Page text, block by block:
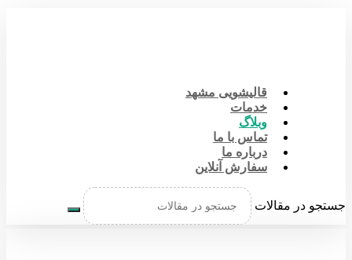
قالیشویی مشهد
خدمات
وبلاگ
تماس با ما
درباره ما
سفارش آنلاین
جستجو در مقالات